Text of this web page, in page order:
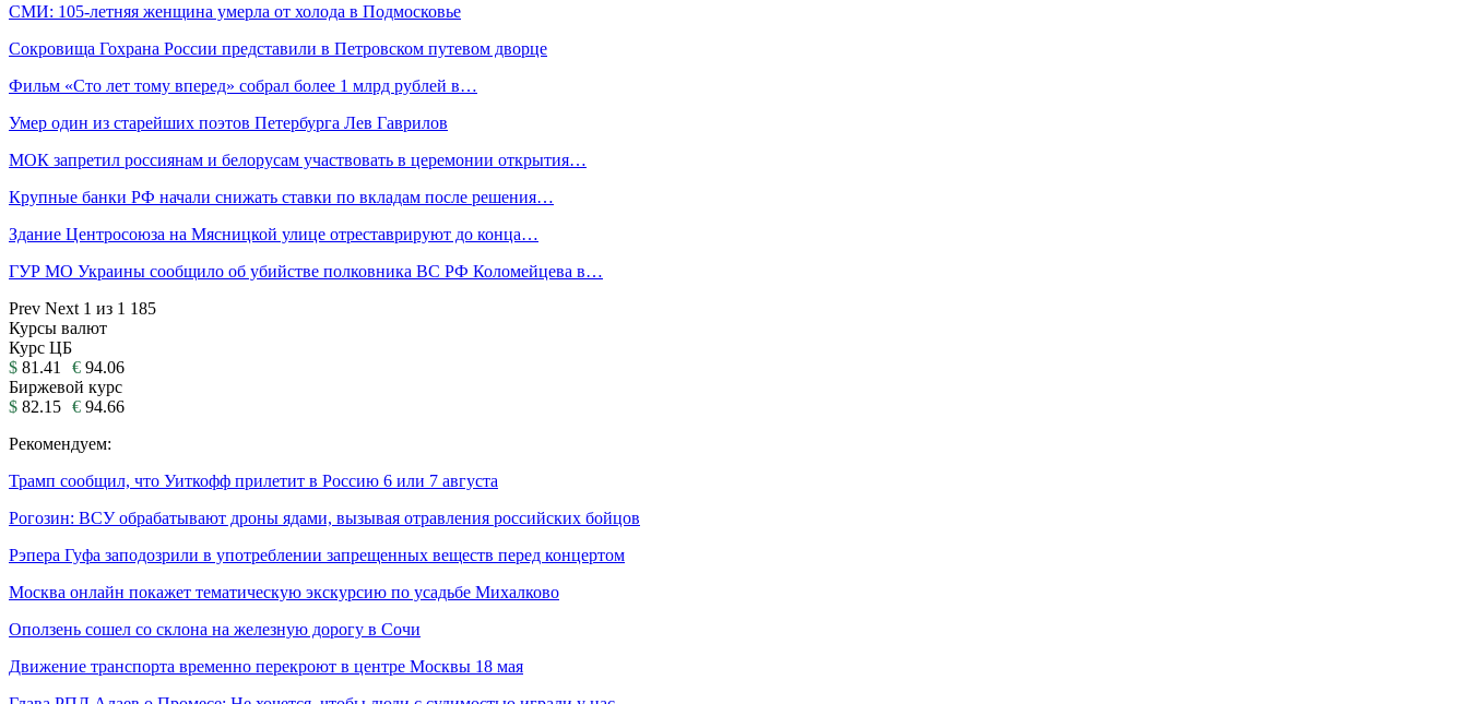
СМИ: 105-летняя женщина умерла от холода в Подмосковье
Сокровища Гохрана России представили в Петровском путевом дворце
Фильм «Сто лет тому вперед» собрал более 1 млрд рублей в…
Умер один из старейших поэтов Петербурга Лев Гаврилов
МОК запретил россиянам и белорусам участвовать в церемонии открытия…
Крупные банки РФ начали снижать ставки по вкладам после решения…
Здание Центросоюза на Мясницкой улице отреставрируют до конца…
ГУР МО Украины сообщило об убийстве полковника ВС РФ Коломейцева в…
Prev Next 1 из 1 185
Курсы валют
Курс ЦБ
$ 81.41 € 94.06
Биржевой курс
$ 82.15 € 94.66
Рекомендуем:
Трамп сообщил, что Уиткофф прилетит в Россию 6 или 7 августа
Рогозин: ВСУ обрабатывают дроны ядами, вызывая отравления российских бойцов
Рэпера Гуфа заподозрили в употреблении запрещенных веществ перед концертом
Москва онлайн покажет тематическую экскурсию по усадьбе Михалково
Оползень сошел со склона на железную дорогу в Сочи
Движение транспорта временно перекроют в центре Москвы 18 мая